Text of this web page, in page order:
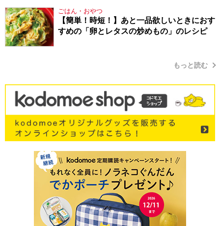
ごはん・おやつ
【簡単！時短！】あと一品欲しいときにおす
すめの「卵とレタスの炒めもの」のレシピ
もっと読む